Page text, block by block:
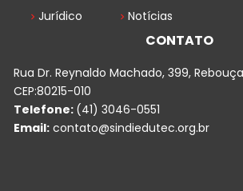
Jurídico
Notícias
CONTATO
Rua Dr. Reynaldo Machado, 399,
CEP:80215-010
Telefone: (41) 3046-0551
Email: contato@sindiedutec.org.br